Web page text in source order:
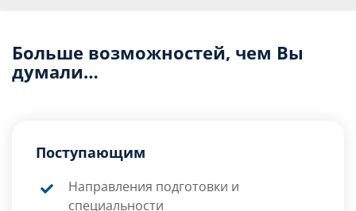
Больше возможностей, чем Вы
думали…
Поступающим
Направления подготовки и
специальности